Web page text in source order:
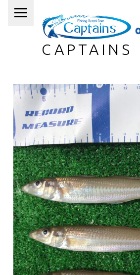
CAPTAINS